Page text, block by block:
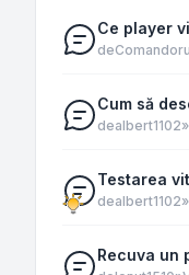
Ce player
de
Cum să
dealbert1102»
Testarea
dealbert1102»
Recuva un